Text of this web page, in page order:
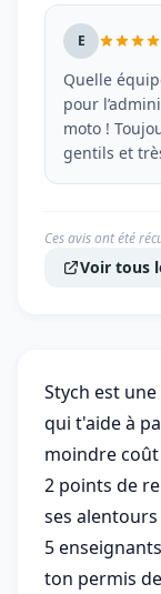
E
Quelle
pour
moto !
gentils et
Ces avis ont été
Voir tous
Stych est
qui t'aide à
moindre
2 points de
ses
5
ton permis